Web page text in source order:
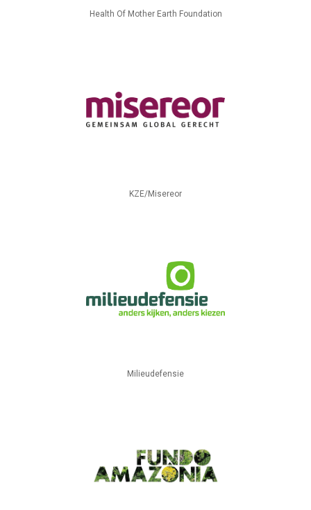
Health Of Mother Earth Foundation
KZE/Misereor
Milieudefensie